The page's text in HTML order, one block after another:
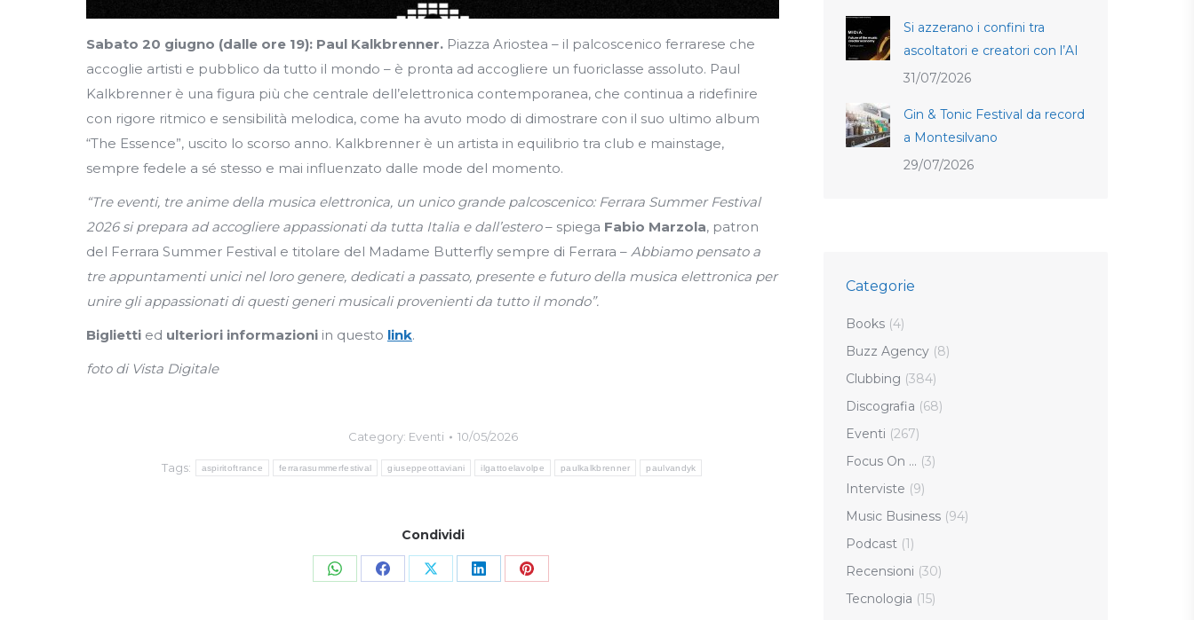
Sabato 20 giugno (dalle ore 19): Paul Kalkbrenner. Piazza Ariostea – il palcoscenico ferrarese che
accoglie artisti e pubblico da tutto il mondo – è pronta ad accogliere un fuoriclasse assoluto. Paul
Kalkbrenner è una figura più che centrale dell’elettronica contemporanea, che continua a ridefinire
con rigore ritmico e sensibilità melodica, come ha avuto modo di dimostrare con il suo ultimo album
“The Essence”, uscito lo scorso anno. Kalkbrenner è un artista in equilibrio tra club e mainstage,
sempre fedele a sé stesso e mai influenzato dalle mode del momento.
“Tre eventi, tre anime della musica elettronica, un unico grande palcoscenico: Ferrara Summer Festival
2026 si prepara ad accogliere appassionati da tutta Italia e dall’estero– spiega Fabio Marzola, patron
del Ferrara Summer Festival e titolare del Madame Butterfly sempre di Ferrara – Abbiamo pensato a
tre appuntamenti unici nel loro genere, dedicati a passato, presente e futuro della musica elettronica per
unire gli appassionati di questi generi musicali provenienti da tutto il mondo”.
Biglietti ed ulteriori informazioni in questo link.
foto di Vista Digitale
Category: Eventi 10/05/2026
Tags: aspiritoftrance ferrarasummerfestival giuseppeottaviani ilgattoelavolpe paulkalkbrenner paulvandyk
Condividi
Share Share Share Share Share
Si azzerano i confini tra
ascoltatori e creatori con l’AI
31/07/2026
Gin & Tonic Festival da record
a Montesilvano
29/07/2026
Categorie
Books (4)
Buzz Agency (8)
Clubbing (384)
Discografia (68)
Eventi (267)
Focus On … (3)
Interviste (9)
Music Business (94)
Podcast (1)
Recensioni (30)
Tecnologia (15)